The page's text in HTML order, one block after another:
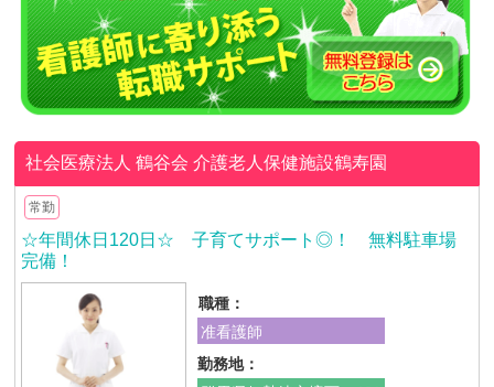
社会医療法人 鶴谷会介護老人保健施設鶴寿園
常勤
☆年間休日120日☆ 子育てサポート◎！ 無料駐車場
完備！
職種：
准看護師
勤務地：